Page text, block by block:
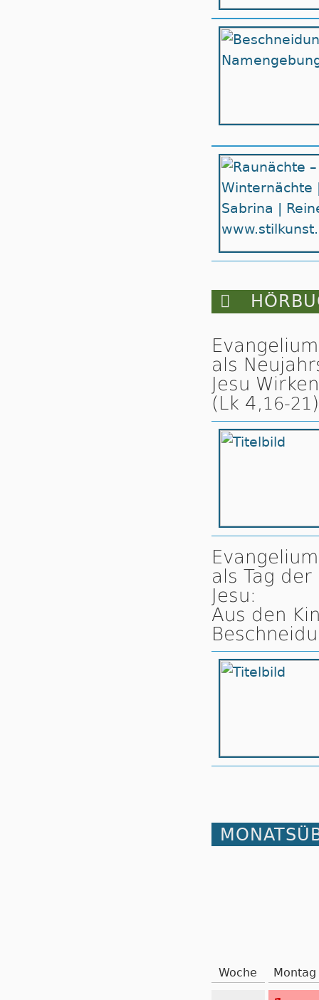

als
Jesu
(Lk 4,16-21)
als Tag
Jesu:
Aus den
Woche Montag